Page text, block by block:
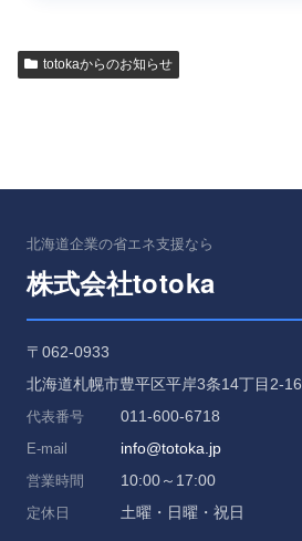
totokaからのお知らせ
北海道企業の省エネ支援なら
株式会社totoka
〒062-0933
北海道札幌市豊平区平岸3条14丁目2-16
代表番号 011-600-6718
E-mail info@totoka.jp
営業時間 10:00～17:00
定休日 土曜・日曜・祝日